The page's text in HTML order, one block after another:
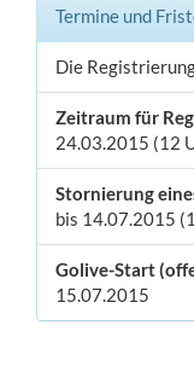
Termine und
Die
Zeitraum für
24.03.2015 (12
Stornierung
bis 14.07.2015
Golive-Start
15.07.2015